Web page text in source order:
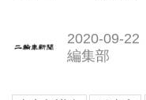
2020-09-22
編集部